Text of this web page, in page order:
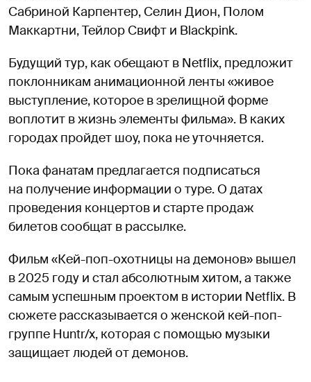
Сабриной Карпентер, Селин Дион, Полом
Маккартни, Тейлор Свифт и Blackpink.
Будущий тур, как обещают в Netflix, предложит
поклонникам анимационной ленты «живое
выступление, которое в зрелищной форме
воплотит в жизнь элементы фильма». В каких
городах пройдет шоу, пока не уточняется.
Пока фанатам предлагается подписаться
на получение информации о туре. О датах
проведения концертов и старте продаж
билетов сообщат в рассылке.
Фильм «Кей-поп-охотницы на демонов» вышел
в 2025 году и стал абсолютным хитом, а также
самым успешным проектом в истории Netflix. В
сюжете рассказывается о женской кей-поп-
группе Huntr/x, которая с помощью музыки
защищает людей от демонов.